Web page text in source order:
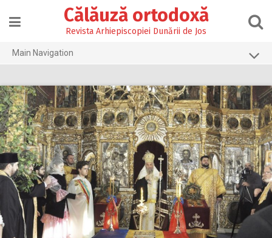
content
Călăuză ortodoxă
Revista Arhiepiscopiei Dunării de Jos
Main Navigation
2026
2025
2024
2023
2022
2021
2020